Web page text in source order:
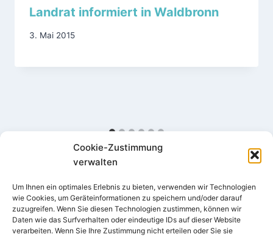
Cookie-Zustimmung
verwalten
Um Ihnen ein optimales Erlebnis zu bieten, verwenden wir Technologien
wie Cookies, um Geräteinformationen zu speichern und/oder darauf
zuzugreifen. Wenn Sie diesen Technologien zustimmen, können wir
Daten wie das Surfverhalten oder eindeutige IDs auf dieser Website
verarbeiten. Wenn Sie Ihre Zustimmung nicht erteilen oder Sie sie
Landrat informiert in Waldbronn
3. Mai 2015